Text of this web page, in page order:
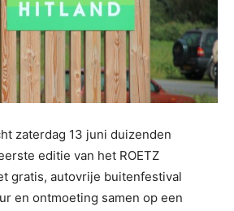
zaterdag 13 juni duizenden
editie van het ROETZ
gratis, autovrije buitenfestival
en ontmoeting samen op een